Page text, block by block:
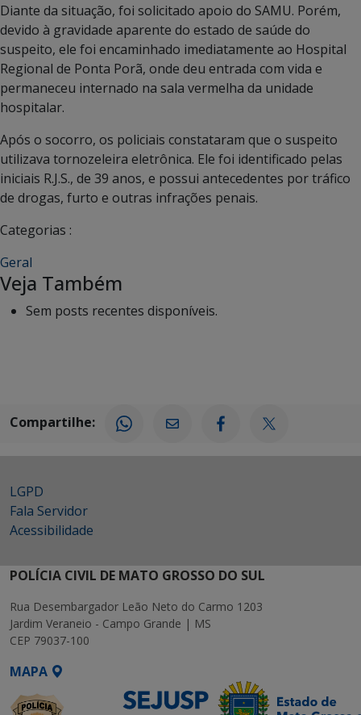
Diante da situação, foi solicitado apoio do SAMU. Porém,
devido à gravidade aparente do estado de saúde do
suspeito, ele foi encaminhado imediatamente ao Hospital
Regional de Ponta Porã, onde deu entrada com vida e
permaneceu internado na sala vermelha da unidade
hospitalar.
Após o socorro, os policiais constataram que o suspeito
utilizava tornozeleira eletrônica. Ele foi identificado pelas
iniciais R.J.S., de 39 anos, e possui antecedentes por tráfico
de drogas, furto e outras infrações penais.
Categorias :
Geral
Veja Também
Sem posts recentes disponíveis.
Compartilhe:
LGPD
Fala Servidor
Acessibilidade
POLÍCIA CIVIL DE MATO GROSSO DO SUL
Rua Desembargador Leão Neto do Carmo 1203
Jardim Veraneio - Campo Grande | MS
CEP 79037-100
MAPA